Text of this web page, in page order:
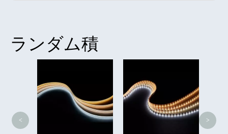
ランダム積
< >